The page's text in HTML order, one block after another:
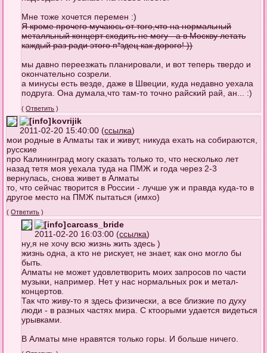
Мне тоже хочется перемен :)
Я кроме прочего мучаюсь от того,что на нормальный
металльный концерт сходить не могу - а в Москву летать
каждый раз ради этого п*здец как дорого! ))
мы давно переезжать планировали, и вот теперь твердо и
окончательно созрели.
а минусы есть везде, даже в Швеции, куда недавно уехала
подруга. Она думала,что там-то точно райский рай, ан... :)
(Ответить )
kovrijik
2011-02-20 15:40:00 (ссылка)
мои родные в Алматы так и живут, никуда ехать на собираются,
русские
про Калининград могу сказать только то, что несколько лет
назад тетя моя уехала туда на ПМЖ и года через 2-3
вернулась, снова живет в Алматы
то, что сейчас творится в России - лучше уж и правда куда-то в
другое место на ПМЖ пытаться (имхо)
(Ответить )
carcass_bride
2011-02-20 16:03:00 (ссылка)
ну,я не хочу всю жизнь жить здесь )
жизнь одна, а кто не рискует, не знает, как оно могло бы
быть.
Алматы не может удовлетворить моих запросов по части
музыки, например. Нет у нас нормальных рок и метал-
концертов.
Так что живу-то я здесь физически, а все близкие по духу
люди - в разных частях мира. С ктоорыми удается видеться
урывками.
В Алматы мне нравятся только горы. И больше ничего.